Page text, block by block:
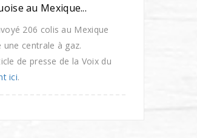
au Mexique...
206 colis au Mexique
centrale à gaz.
de presse de la Voix du
ici.